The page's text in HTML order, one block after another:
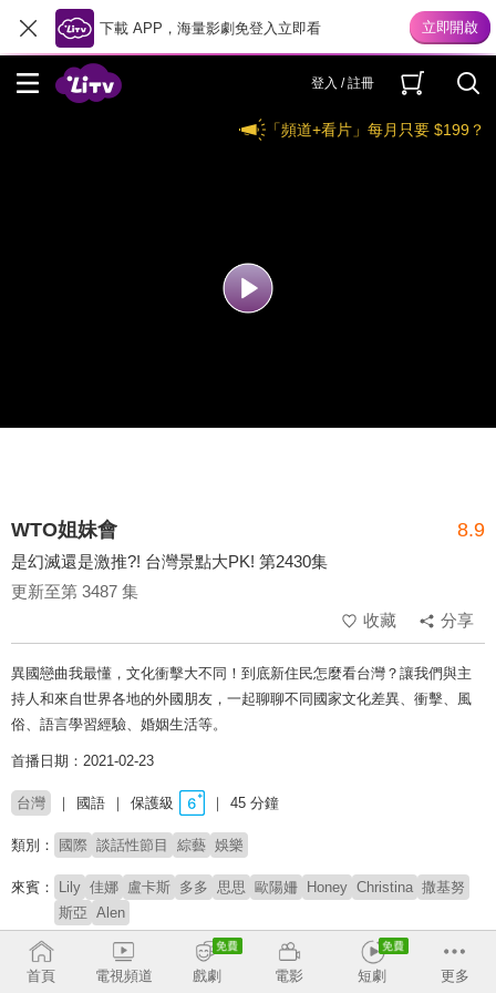
下載 APP，海量影劇免登入立即看
登入 / 註冊
「頻道+看片」每月只要 $199？
WTO姐妹會 8.9
是幻滅還是激推?! 台灣景點大PK! 第2430集
更新至第 3487 集
收藏
分享
異國戀曲我最懂，文化衝擊大不同！到底新住民怎麼看台灣？讓我們與主
持人和來自世界各地的外國朋友，一起聊聊不同國家文化差異、衝擊、風
俗、語言學習經驗、婚姻生活等。
首播日期：2021-02-23
台灣 國語 保護級 45 分鐘
類別： 國際 談話性節目 綜藝 娛樂
來賓： Lily 佳娜 盧卡斯 多多 思思 歐陽姍 Honey Christina 撒基努
斯亞 Alen
主持： 郭彥均
首頁 電視頻道 戲劇 電影 短劇 更多